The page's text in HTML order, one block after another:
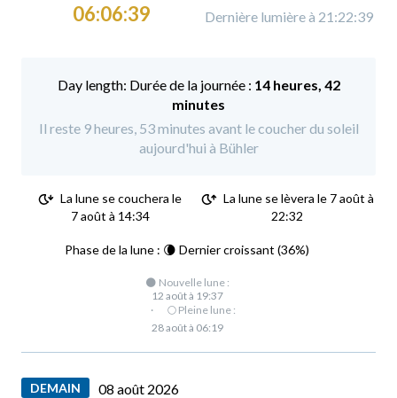
06:06:39 Dernière lumière à 21:22:39
Durée de la journée : 14 heures, 42
minutes
Il reste 9 heures, 53 minutes avant le coucher du soleil
aujourd'hui à Bühler
La lune se couchera le
7 août à 14:34
La lune se lèvera le 7 août à
22:32
Phase de la lune : 🌘 Dernier croissant (36%)
🌑 Nouvelle lune :
12 août à 19:37
·
🌕 Pleine lune :
28 août à 06:19
DEMAIN 08 août 2026